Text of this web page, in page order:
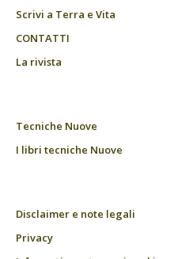
Scrivi a Terra e Vita
CONTATTI
La rivista
Tecniche Nuove
I libri tecniche Nuove
Disclaimer e note legali
Privacy